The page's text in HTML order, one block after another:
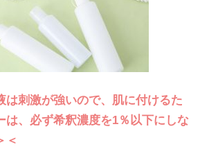
は刺激が強いので、肌に付けるた
は、必ず希釈濃度を1％以下にしな
＜